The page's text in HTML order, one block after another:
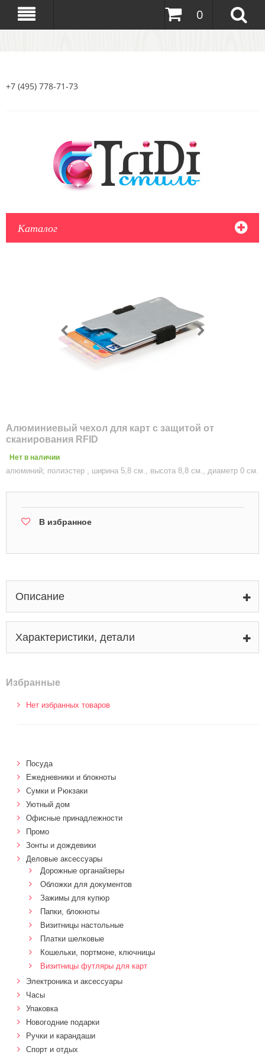
0
+7 (495) 778-71-73
Каталог
Алюминиевый чехол для карт с защитой от
сканирования RFID
Нет в наличии
алюминий; полиэстер , ширина 5,8 см., высота 8,8 см., диаметр 0 см.
В избранное
Описание
Характеристики, детали
Избранные
Нет избранных товаров
Посуда
Ежедневники и блокноты
Сумки и Рюкзаки
Уютный дом
Офисные принадлежности
Промо
Зонты и дождевики
Деловые аксессуары
Дорожные органайзеры
Обложки для документов
Зажимы для купюр
Папки, блокноты
Визитницы настольные
Платки шелковые
Кошельки, портмоне, ключницы
Визитницы футляры для карт
Электроника и аксессуары
Часы
Упаковка
Новогодние подарки
Ручки и карандаши
Спорт и отдых